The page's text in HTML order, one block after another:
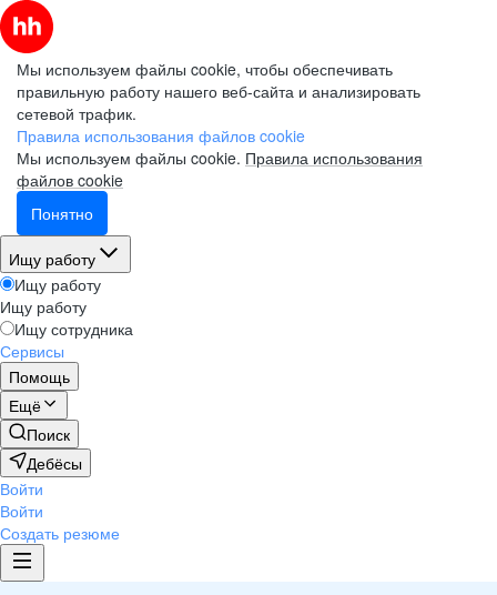
Мы используем файлы cookie, чтобы обеспечивать
правильную работу нашего веб-сайта и анализировать
сетевой трафик.
Правила использования файлов cookie
Мы используем файлы cookie. Правила использования
файлов cookie
Понятно
Ищу работу
Ищу работу
Ищу работу
Ищу сотрудника
Сервисы
Помощь
Ещё
Поиск
Дебёсы
Войти
Войти
Создать резюме